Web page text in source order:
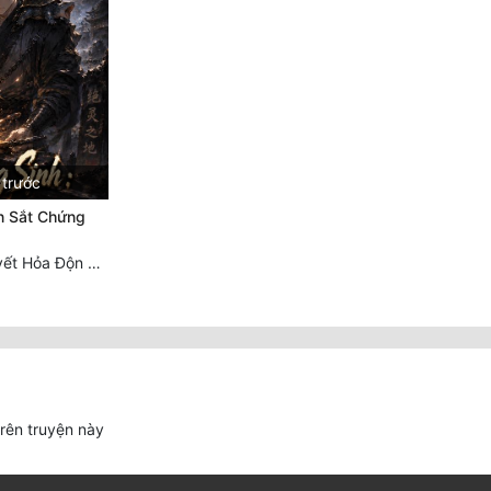
Sắt Chứng
Chương 552 Huyết Hỏa Độn Hư, nhân quả chưa dứt
truyện này